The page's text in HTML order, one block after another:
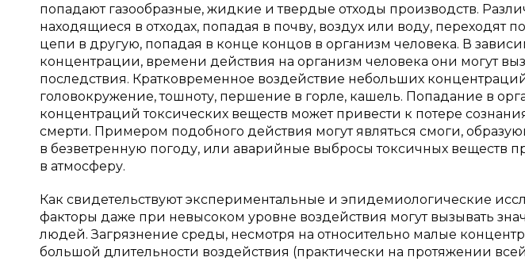
попадают газообразные, жидкие и твердые отходы производств.
находящиеся в отходах, попадая в почву, воздух или воду, переходят
цепи в другую, попадая в конце концов в организм человека. В
концентрации, времени действия на организм человека они могут
последствия. Кратковременное воздействие небольших
головокружение, тошноту, першение в горле, кашель. Попадание в
концентраций токсических веществ может привести к потере
смерти. Примером подобного действия могут являться смоги,
в безветренную погоду, или аварийные выбросы токсичных
в атмосферу.
Как свидетельствуют экспериментальные и эпидемиологические
факторы даже при невысоком уровне воздействия могут вызывать
людей. Загрязнение среды, несмотря на относительно малые
большой длительности воздействия (практически на протяжении